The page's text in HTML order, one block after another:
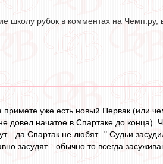
рубок в комментах на Чемп.ру,
уже есть новый Первак (или
довел начатое в Спартаке до конца).
да Спартак не любят..." Судьи
засудят... обычно то всегда